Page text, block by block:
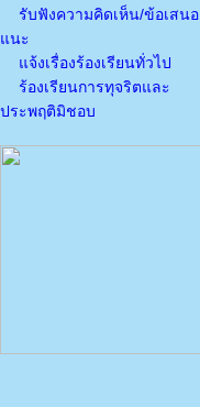
รับฟังความคิดเห็น/ข้อเสนอ
แนะ
แจ้งเรื่องร้องเรียนทั่วไป
ร้องเรียนการทุจริตและ
ประพฤติมิชอบ